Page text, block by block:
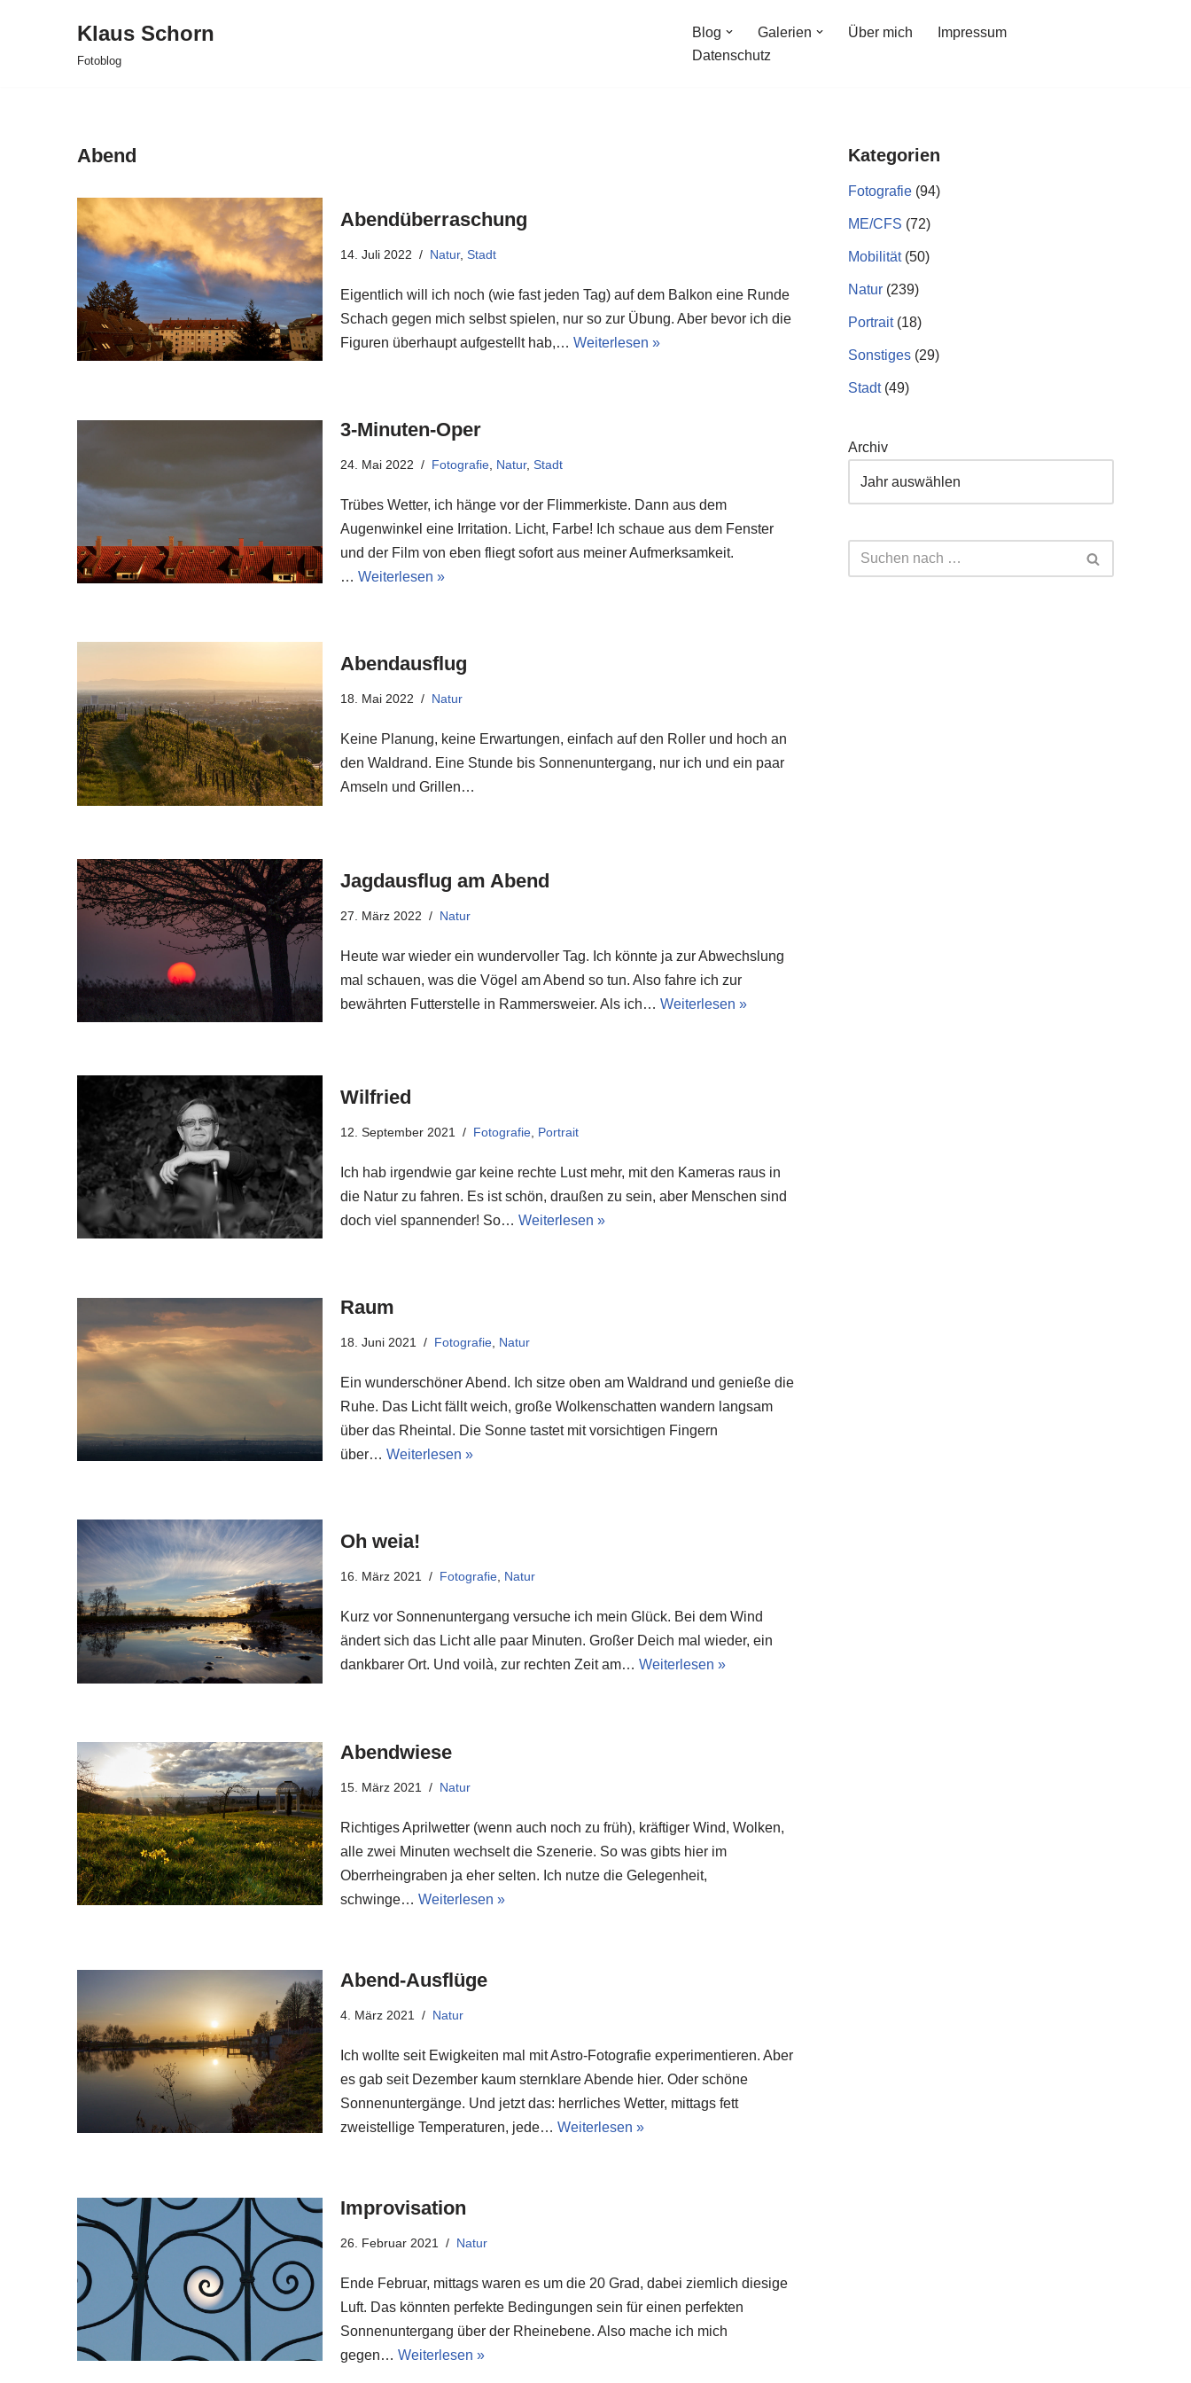
Klaus Schorn
Fotoblog
Blog Galerien Über mich
Impressum
Datenschutz
Abend
Abendüberraschung
14. Juli 2022 Natur, Stadt
Eigentlich will ich noch (wie fast jeden Tag) auf dem Balkon eine Runde
Schach gegen mich selbst spielen, nur so zur Übung. Aber bevor ich die
Figuren überhaupt aufgestellt hab,… Weiterlesen »
3-Minuten-Oper
24. Mai 2022 Fotografie, Natur, Stadt
Trübes Wetter, ich hänge vor der Flimmerkiste. Dann aus dem
Augenwinkel eine Irritation. Licht, Farbe! Ich schaue aus dem Fenster
und der Film von eben fliegt sofort aus meiner Aufmerksamkeit.
… Weiterlesen »
Abendausflug
18. Mai 2022 Natur
Keine Planung, keine Erwartungen, einfach auf den Roller und hoch an
den Waldrand. Eine Stunde bis Sonnenuntergang, nur ich und ein paar
Amseln und Grillen…
Jagdausflug am Abend
27. März 2022 Natur
Heute war wieder ein wundervoller Tag. Ich könnte ja zur Abwechslung
mal schauen, was die Vögel am Abend so tun. Also fahre ich zur
bewährten Futterstelle in Rammersweier. Als ich… Weiterlesen »
Wilfried
12. September 2021 Fotografie, Portrait
Ich hab irgendwie gar keine rechte Lust mehr, mit den Kameras raus in
die Natur zu fahren. Es ist schön, draußen zu sein, aber Menschen sind
doch viel spannender! So… Weiterlesen »
Raum
18. Juni 2021 Fotografie, Natur
Ein wunderschöner Abend. Ich sitze oben am Waldrand und genieße die
Ruhe. Das Licht fällt weich, große Wolkenschatten wandern langsam
über das Rheintal. Die Sonne tastet mit vorsichtigen Fingern
über… Weiterlesen »
Oh weia!
16. März 2021 Fotografie, Natur
Kurz vor Sonnenuntergang versuche ich mein Glück. Bei dem Wind
ändert sich das Licht alle paar Minuten. Großer Deich mal wieder, ein
dankbarer Ort. Und voilà, zur rechten Zeit am… Weiterlesen »
Abendwiese
15. März 2021 Natur
Richtiges Aprilwetter (wenn auch noch zu früh), kräftiger Wind, Wolken,
alle zwei Minuten wechselt die Szenerie. So was gibts hier im
Oberrheingraben ja eher selten. Ich nutze die Gelegenheit,
schwinge… Weiterlesen »
Abend-Ausflüge
4. März 2021 Natur
Ich wollte seit Ewigkeiten mal mit Astro-Fotografie experimentieren. Aber
es gab seit Dezember kaum sternklare Abende hier. Oder schöne
Sonnenuntergänge. Und jetzt das: herrliches Wetter, mittags fett
zweistellige Temperaturen, jede… Weiterlesen »
Improvisation
26. Februar 2021 Natur
Ende Februar, mittags waren es um die 20 Grad, dabei ziemlich diesige
Luft. Das könnten perfekte Bedingungen sein für einen perfekten
Sonnenuntergang über der Rheinebene. Also mache ich mich
gegen… Weiterlesen »
Kategorien
Fotografie (94)
ME/CFS (72)
Mobilität(50)
Natur (239)
Portrait(18)
Sonstiges (29)
Stadt(49)
Archiv